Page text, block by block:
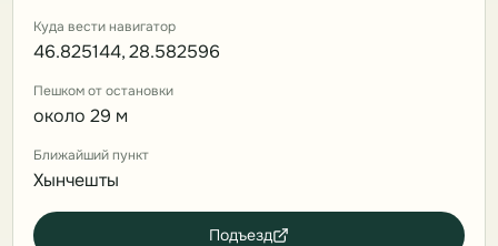
Куда вести навигатор
46.825144, 28.582596
Пешком от остановки
около 29 м
Ближайший пункт
Хынчешты
Подъезд